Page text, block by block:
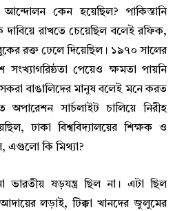
কেন হয়েছিল? পাকিস্তানি
দাবিয়ে রাখতে চেয়েছিল বলেই রফিক,
রক্ত ঢেলে দিয়েছিল। ১৯৭০ সালের
সংখ্যাগরিষ্ঠতা পেয়েও ক্ষমতা পায়নি
বাঙালিদের মানুষ বলেই মনে করত
অপারেশন সার্চলাইট চালিয়ে নিরীহ
ঢাকা বিশ্ববিদ্যালয়ের শিক্ষক ও
এগুলো কি মিথ্যা?
ভারতীয় ষড়যন্ত্র ছিল না। এটা ছিল
লড়াই, টিক্কা খানদের জুলুমের